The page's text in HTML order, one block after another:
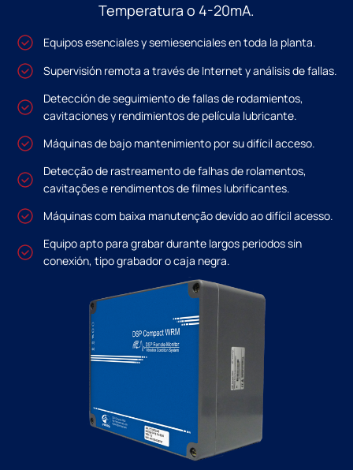
Temperatura o 4-20mA.
Equipos esenciales y semiesenciales en toda la planta.
Supervisión remota a través de Internet y análisis de fallas.
Detección de seguimiento de fallas de rodamientos,
cavitaciones y rendimientos de película lubricante.
Máquinas de bajo mantenimiento por su difícil acceso.
Detecção de rastreamento de falhas de rolamentos,
cavitações e rendimentos de filmes lubrificantes.
Máquinas com baixa manutenção devido ao difícil acesso.
Equipo apto para grabar durante largos periodos sin
conexión, tipo grabador o caja negra.